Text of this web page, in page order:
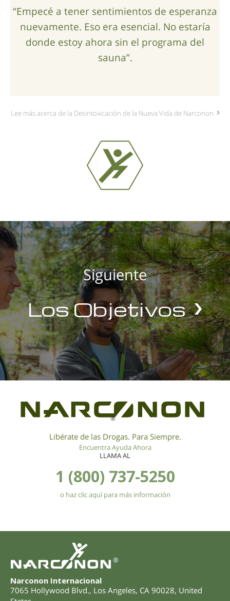
“Empecé a tener sentimientos de esperanza
nuevamente. Eso era esencial. No estaría
donde estoy ahora sin el programa del
sauna”.
Lee más acerca de la Desintoxicación de la Nueva Vida de Narconon
Siguiente
Los Objetivos
®
Libérate de las Drogas. Para Siempre.
Encuentra Ayuda Ahora
LLAMA AL
1 (800) 737-5250
o haz clic aquí para más información
®
Narconon Internacional
7065 Hollywood Blvd., Los Angeles, CA 90028, United